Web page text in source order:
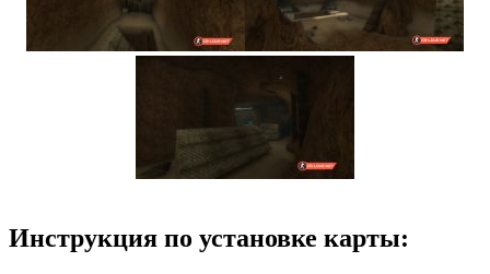
Инструкция по установке карты: